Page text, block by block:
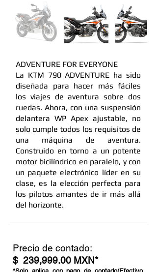
ADVENTURE FOR EVERYONE
La KTM 790 ADVENTURE ha sido
diseñada para hacer más fáciles
los viajes de aventura sobre dos
ruedas. Ahora, con una suspensión
delantera WP Apex ajustable, no
solo cumple todos los requisitos de
una máquina de aventura.
Construido en torno a un potente
motor bicilíndrico en paralelo, y con
un paquete electrónico líder en su
clase, es la elección perfecta para
los pilotos amantes de ir más allá
del horizonte.
Precio de contado:
$ 239,999.00 MXN*